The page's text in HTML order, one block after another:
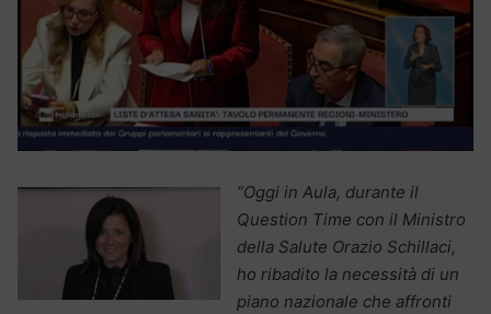
“Oggi in Aula, durante il
Question Time con il Ministro
della Salute Orazio Schillaci,
ho ribadito la necessità di un
piano nazionale che affronti